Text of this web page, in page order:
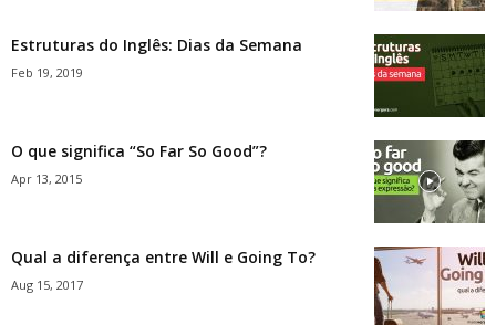
Estruturas do Inglês: Dias da Semana
Feb 19, 2019
O que significa “So Far So Good”?
Apr 13, 2015
Qual a diferença entre Will e Going To?
Aug 15, 2017